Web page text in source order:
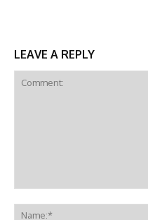
LEAVE A REPLY